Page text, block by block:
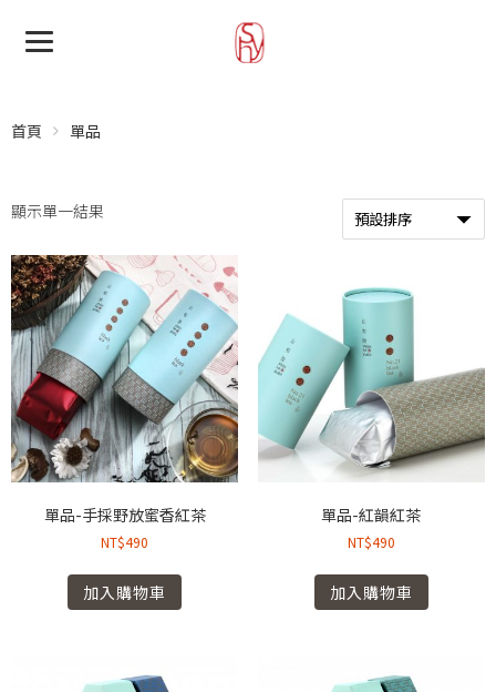
首頁 單品
顯示單一結果
單品-手採野放蜜香紅茶
NT$490
加入購物車
單品-紅韻紅茶
NT$490
加入購物車